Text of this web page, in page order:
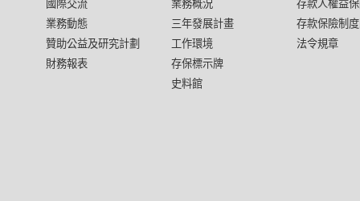
國際交流
業務動態
贊助公益及研究計劃
財務報表
業務概況
三年發展計畫
工作環境
存保標示牌
史料館
存款人權益
存款保險制
法令規章